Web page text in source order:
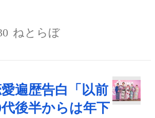
ねとらぼ
遍歴告白「以前
後半からは年下